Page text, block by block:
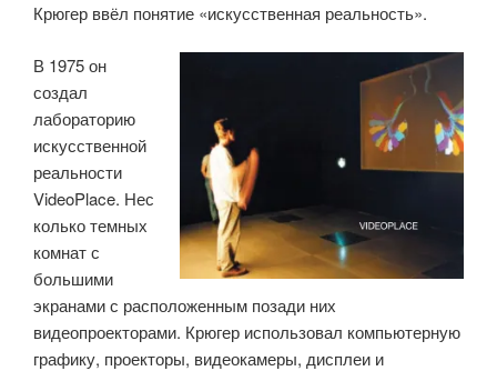
Крюгер ввёл понятие «искусственная реальность».
В 1975 он
создал
лабораторию
искусственной
реальности
VideoPlace. Нес
колько темных
комнат с
большими
экранами с расположенным позади них
видеопроекторами. Крюгер использовал компьютерную
графику, проекторы, видеокамеры, дисплеи и